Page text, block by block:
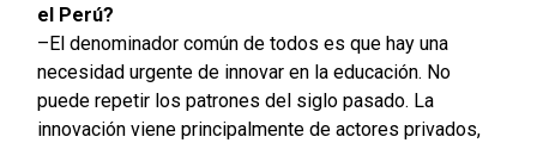
el Perú?
–El denominador común de todos es que hay una
necesidad urgente de innovar en la educación. No
puede repetir los patrones del siglo pasado. La
innovación viene principalmente de actores privados,